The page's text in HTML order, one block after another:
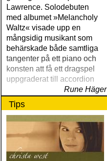
Lawrence. Solodebuten
med albumet »Melancholy
Waltz« visade upp en
mångsidig musikant som
behärskade både samtliga
tangenter på ett piano och
konsten att få ett dragspel
uppgraderat till accordion
Rune Häger
Tips